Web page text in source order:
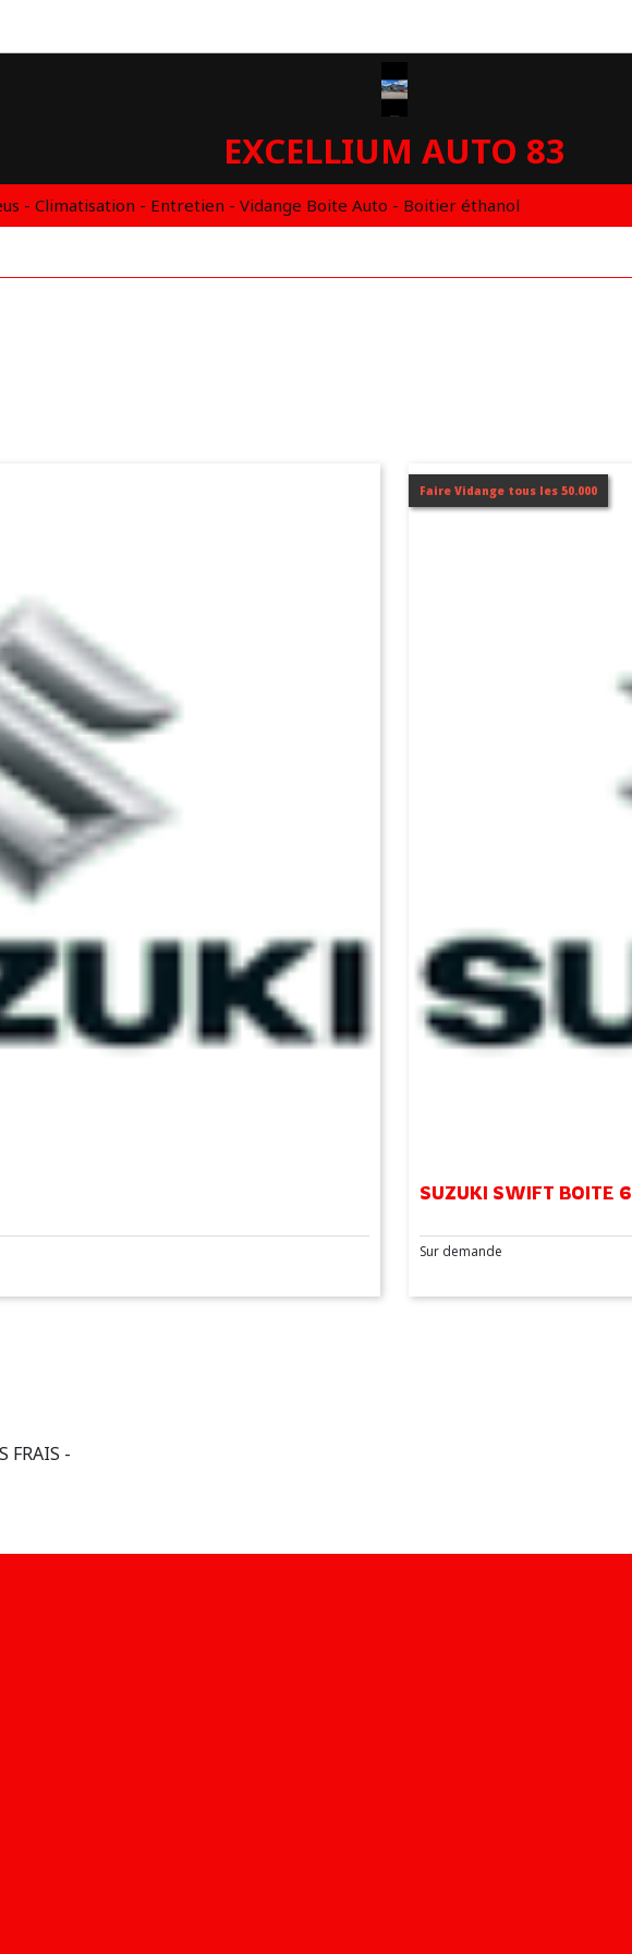
EXCELLIUM AUTO 83
- Climatisation - Entretien - Vidange Boite Auto - Boitier éthanol
Faire Vidange tous les 50.000
SUZUKI SWIFT BOITE 6
Sur demande
FRAIS -